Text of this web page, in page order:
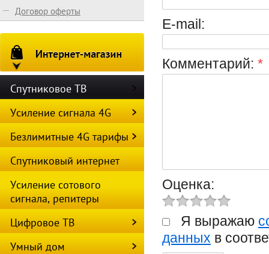
E-mail:
Комментарий: *
Оценка:
Я выражаю
данных в
Договор оферты
Спутниковое ТВ
Усиление сигнала 4G
Безлимитные 4G тарифы
Спутниковый интернет
Усиление сотового
сигнала, репитеры
Цифровое ТВ
Умный дом